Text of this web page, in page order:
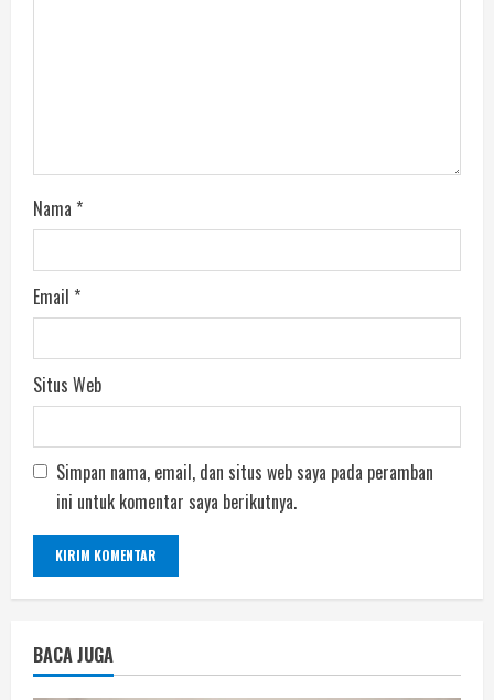
Nama *
Email *
Situs Web
Simpan nama, email, dan situs web saya pada peramban
ini untuk komentar saya berikutnya.
BACA JUGA